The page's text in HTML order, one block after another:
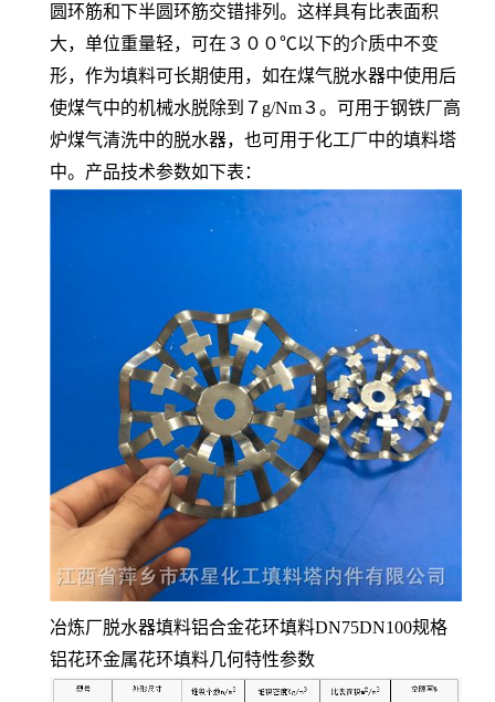
圆环筋和下半圆环筋交错排列。这样具有比表面积
大，单位重量轻，可在３００℃以下的介质中不变
形，作为填料可长期使用，如在煤气脱水器中使用后
使煤气中的机械水脱除到７g/Nm３。可用于钢铁厂高
炉煤气清洗中的脱水器，也可用于化工厂中的填料塔
中。产品技术参数如下表：
冶炼厂脱水器填料铝合金花环填料DN75DN100规格
铝花环金属花环填料几何特性参数